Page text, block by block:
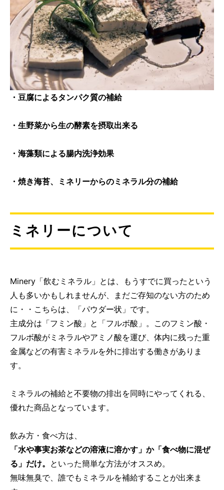
・豆腐によるタンパク質の補給
・生野菜から生の酵素を摂取出来る
・海藻類による腸内洗浄効果
・焼き海苔、ミネリーからのミネラル分の補給
ミネリーについて
Minery「飲むミネラル」とは、もうすでに買ったという
人も多いかもしれませんが、まだご存知のない方のため
に・・こちらは、「パウダー状」です。
主成分は「フミン酸」と「フルボ酸」。このフミン酸・
フルボ酸がミネラルやアミノ酸を運び、体内に残った重
金属などの有害ミネラルを外に排出する働きがありま
す。
ミネラルの補給と不要物の排出を同時にやってくれる、
優れた商品となっています。
飲み方・食べ方は、
「水や事実お茶などの溶液に溶かす」か「食べ物に混ぜ
る」だけ。 といった簡単な方法がオススめ。
無味無臭で、誰でもミネラルを補給することが出来ま